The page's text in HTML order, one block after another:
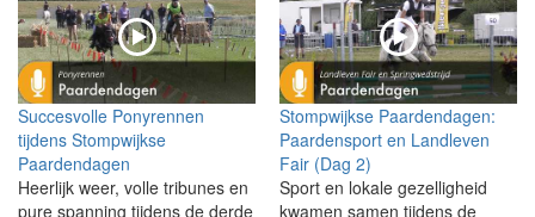
Succesvolle Ponyrennen
tijdens Stompwijkse
Paardendagen
Heerlijk weer, volle tribunes en
pure spanning tijdens de derde
Stompwijkse Paardendagen:
Paardensport en Landleven
Fair (Dag 2)
Sport en lokale gezelligheid
kwamen samen tijdens de